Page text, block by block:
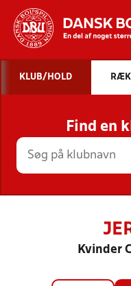
STILLINGER,
KLUB/HOLD
Find en
Kvinder